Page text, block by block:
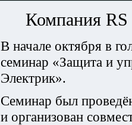
Компания
В начале октября в
семинар «Защита и
Электрик».
Семинар был
и организован